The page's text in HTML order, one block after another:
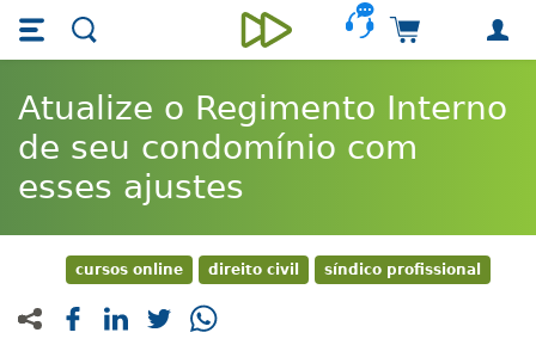
Skip main navigation
Skip to main content
Unieducar
Carrinho de
Atualize o Regimento Interno
de seu condomínio com
esses ajustes
cursos online direito civil síndico profissional